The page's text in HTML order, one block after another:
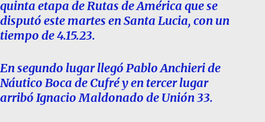
quinta etapa de Rutas de América que se
disputó este martes en Santa Lucia, con un
tiempo de 4.15.23.
En segundo lugar llegó Pablo Anchieri de
Náutico Boca de Cufré y en tercer lugar
arribó Ignacio Maldonado de Unión 33.